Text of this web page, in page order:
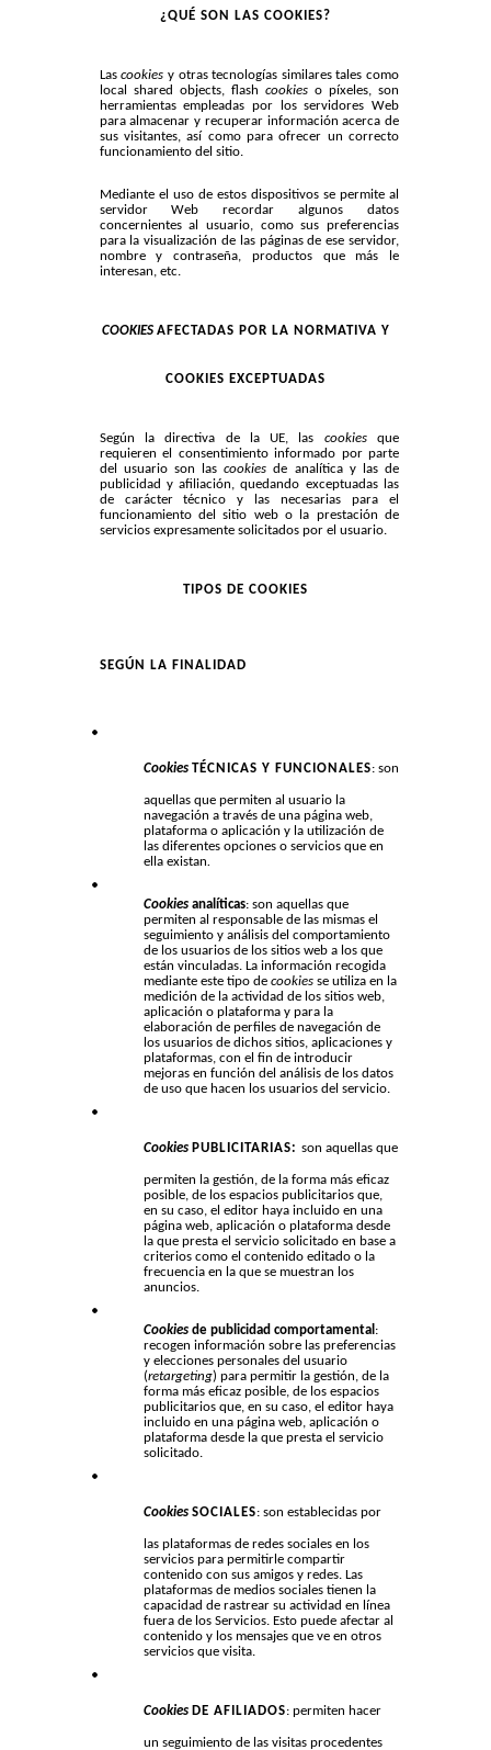
¿QUÉ SON LAS COOKIES?
Lascookies y otras tecnologías similares tales como
local shared objects, flash cookies o píxeles, son
herramientas empleadas por los servidores Web
para almacenar y recuperar información acerca de
sus visitantes, así como para ofrecer un correcto
funcionamiento del sitio.
Mediante el uso de estos dispositivos se permite al
servidor Web recordar algunos datos
concernientes al usuario, como sus preferencias
para la visualización de las páginas de ese servidor,
nombre y contraseña, productos que más le
interesan, etc.
COOKIES AFECTADAS POR LA NORMATIVA Y
COOKIES EXCEPTUADAS
Según la directiva de la UE, las cookiesque
requieren el consentimiento informado por parte
del usuario son lascookiesde analítica y las de
publicidad y afiliación, quedando exceptuadas las
de carácter técnico y las necesarias para el
funcionamiento del sitio web o la prestación de
servicios expresamente solicitados por el usuario.
TIPOS DE COOKIES
SEGÚN LA FINALIDAD
Cookies TÉCNICAS Y FUNCIONALES: son
aquellas que permiten al usuario la
navegación a través de una página web,
plataforma o aplicación y la utilización de
las diferentes opciones o servicios que en
ella existan.
Cookies analíticas: son aquellas que
permiten al responsable de las mismas el
seguimiento y análisis del comportamiento
de los usuarios de los sitios web a los que
están vinculadas. La información recogida
mediante este tipo de cookies se utiliza en la
medición de la actividad de los sitios web,
aplicación o plataforma y para la
elaboración de perfiles de navegación de
los usuarios de dichos sitios, aplicaciones y
plataformas, con el fin de introducir
mejoras en función del análisis de los datos
de uso que hacen los usuarios del servicio.
Cookies PUBLICITARIAS: son aquellas que
permiten la gestión, de la forma más eficaz
posible, de los espacios publicitarios que,
en su caso, el editor haya incluido en una
página web, aplicación o plataforma desde
la que presta el servicio solicitado en base a
criterios como el contenido editado o la
frecuencia en la que se muestran los
anuncios.
Cookies de publicidad comportamental :
recogen información sobre las preferencias
y elecciones personales del usuario
(retargeting) para permitir la gestión, de la
forma más eficaz posible, de los espacios
publicitarios que, en su caso, el editor haya
incluido en una página web, aplicación o
plataforma desde la que presta el servicio
solicitado.
Cookies SOCIALES: son establecidas por
las plataformas de redes sociales en los
servicios para permitirle compartir
contenido con sus amigos y redes. Las
plataformas de medios sociales tienen la
capacidad de rastrear su actividad en línea
fuera de los Servicios. Esto puede afectar al
contenido y los mensajes que ve en otros
servicios que visita.
Cookies DE AFILIADOS: permiten hacer
un seguimiento de las visitas procedentes